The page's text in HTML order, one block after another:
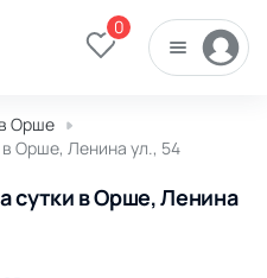
0
Орше
в Орше, Ленина ул., 54
сутки в Орше, Ленина